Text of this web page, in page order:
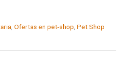
Ofertas en pet-shop Pet Shop